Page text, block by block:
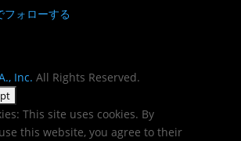
フォローする
Inc. All Rights Reserved.
This site uses cookies. By
this website, you agree to their